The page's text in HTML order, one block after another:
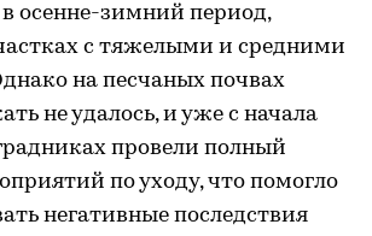
осенне-зимний период,
с тяжелыми и средними
на песчаных почвах
не удалось, и уже с начала
провели полный
по уходу, что помогло
негативные последствия